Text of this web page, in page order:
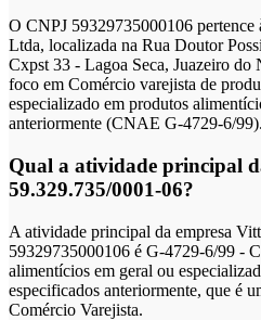
O CNPJ 59329735000106 pertence
Ltda, localizada na Rua Doutor
Cxpst 33 - Lagoa Seca, Juazeiro
foco em Comércio varejista de
especializado em produtos
anteriormente (CNAE G-4729-6/99).
Qual a atividade principal
59.329.735/0001-06?
A atividade principal da empresa
59329735000106 é G-4729-6/99 -
alimentícios em geral ou
especificados anteriormente, que é
Comércio Varejista.